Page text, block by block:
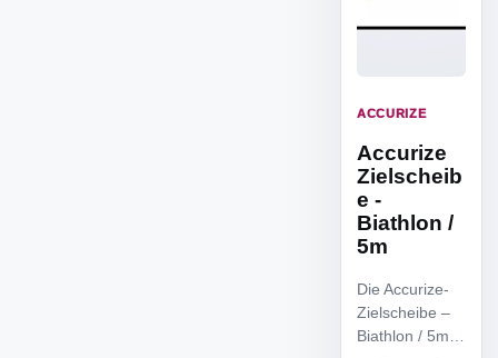
ACCURIZE
Accurize
Zielscheib
e -
Biathlon /
5m
Die Accurize-
Zielscheibe –
Biathlon / 5m